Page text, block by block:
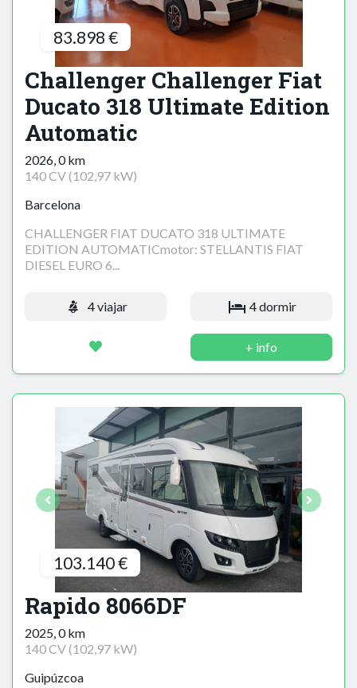
83.898 €
Challenger Challenger Fiat
Ducato 318 Ultimate Edition
Automatic
2026, 0 km
140 CV (102,97 kW)
Barcelona
CHALLENGER FIAT DUCATO 318 ULTIMATE
EDITION AUTOMATICmotor: STELLANTIS FIAT
DIESEL EURO 6...
4 viajar 4 dormir
+ info
103.140 €
Rapido 8066DF
2025, 0 km
140 CV (102,97 kW)
Guipúzcoa